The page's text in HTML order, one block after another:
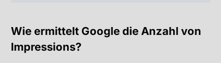
Wie ermittelt Google die Anzahl von
Impressions?